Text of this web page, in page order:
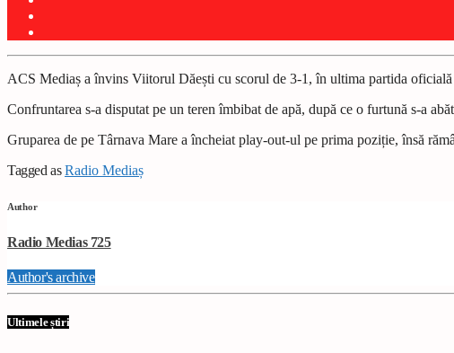
ACS Mediaș a învins Viitorul Dăești cu scorul de 3-1, în ultima partida oficială
Confruntarea s-a disputat pe un teren îmbibat de apă, după ce o furtună s-a
Gruparea de pe Târnava Mare a încheiat play-out-ul pe prima poziție, însă
Tagged asRadio Mediaș
Author
Radio Medias 725
Author's archive
Ultimele știri